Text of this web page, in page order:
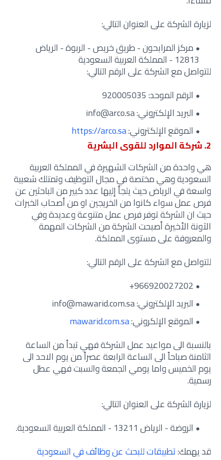
لزيارة الشركة على العنوان التالي:
مركز المرابحون - طريق خريص - الربوة - الرياض
12813 - المملكة العربية السعودية
للتواصل مع الشركة على الرقم التالي:
الرقم الموحد: 920005035
البريد الإلكتروني: info@arco.sa
الموقع الإلكتروني:https://arco.sa
2. شركة الموارد للقوى البشرية
هي واحدة من الشركات الشهيرة في المملكة العربية
السعودية وهي مختصة في مجال التوظيف وتمتلك شعبية
واسعة في الرياض حيث يلجأ إليها عدد كبير من الباحثين عن
فرص عمل سواء كانوا من الخريجين او من أصحاب الخبرات
حيث ان الشركة توفر فرص عمل متنوعة وعديدة وفي
الآونة الأخيرة أصبحت الشركة من الشركات المهمة
والمعروفة على مستوى المملكة.
للتواصل مع الشركة على الرقم التالي:
البريد الإلكتروني:info@mawarid.com.sa
الموقع الإلكروني:mawarid.com.sa
بالنسبة الى مواعيد عمل الشركة فهي تبدأ من الساعة
الثامنة صباحاً الى الساعة الرابعة عصراً من يوم الاحد الى
يوم الخميس واما يومي الجمعة والسبت فهي عطل
رسمية.
لزيارة الشركة على العنوان التالي:
الروضة - الرياض 13211 - المملكة العربية السعودية.
قد يهمك:تطبيقات للبحث عن وظائف في السعودية